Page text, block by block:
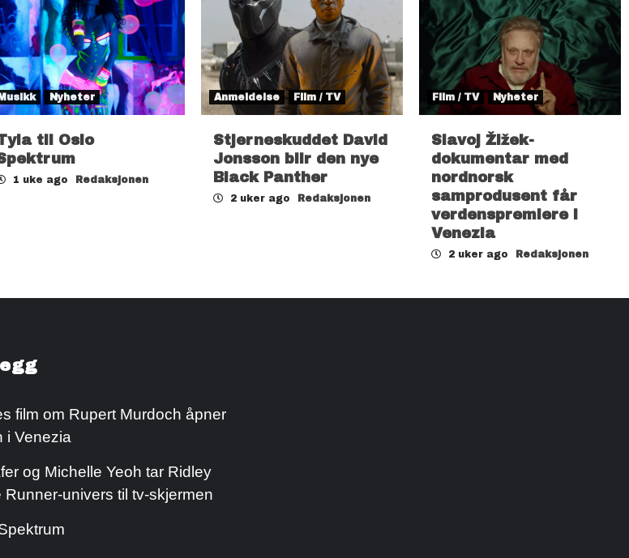
Nyheter
til Oslo
1 uke ago Redaksjonen
Anmeldelse Film / TV
Stjerneskuddet David
Jonsson blir den nye
Black Panther
2 uker ago Redaksjonen
Film / TV Nyheter
Slavoj Žižek-
dokumentar med
nordnorsk
samprodusent får
verdenspremiere i
Venezia
2 uker ago Redaksjonen
film om Rupert Murdoch åpner
i Venezia
og Michelle Yeoh tar Ridley
Runner-univers til tv-skjermen